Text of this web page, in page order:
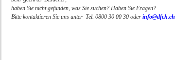
haben Sie nicht gefunden, was Sie suchen? Haben Sie Fragen?
Bitte kontaktieren Sie uns unter Tel. 0800 30 00 30 oder info@dfch.ch